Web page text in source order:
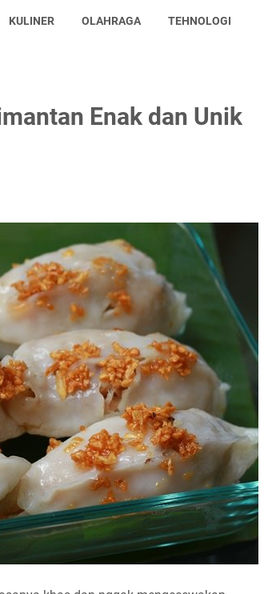
KULINER OLAHRAGA TEHNOLOGI
Enak dan Unik